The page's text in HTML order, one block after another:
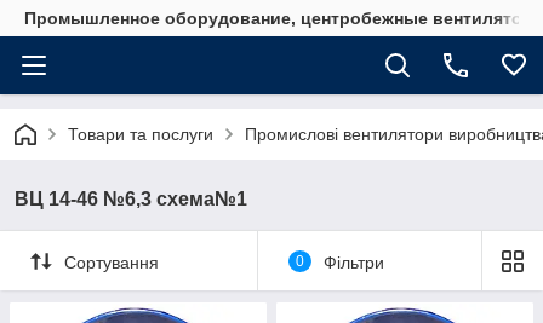
Промышленное оборудование, центробежные
Товари та послуги Промислові вентилятори
ВЦ 14-46 №6,3 схема№1
Сортування 0 Фільтри